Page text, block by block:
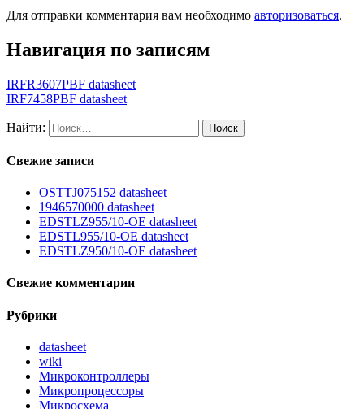
Для отправки комментария вам необходимо авторизоваться.
Навигация по записям
IRFR3607PBF datasheet
IRF7458PBF datasheet
Найти:
Свежие записи
OSTTJ075152 datasheet
1946570000 datasheet
EDSTLZ955/10-OE datasheet
EDSTL955/10-OE datasheet
EDSTLZ950/10-OE datasheet
Свежие комментарии
Рубрики
datasheet
wiki
Микроконтроллеры
Микропроцессоры
Микросхема